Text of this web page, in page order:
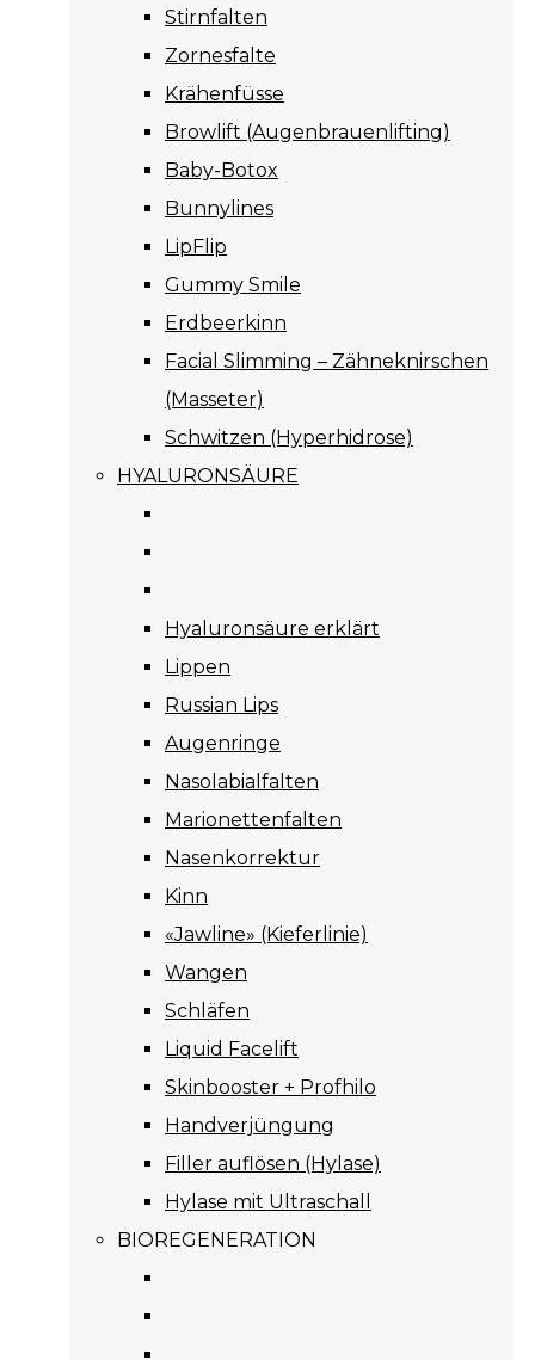
Stirnfalten
Zornesfalte
Krähenfüsse
Browlift (Augenbrauenlifting)
Baby-Botox
Bunnylines
LipFlip
Gummy Smile
Erdbeerkinn
Facial Slimming – Zähneknirschen
(Masseter)
Schwitzen (Hyperhidrose)
HYALURONSÄURE
Hyaluronsäure erklärt
Lippen
Russian Lips
Augenringe
Nasolabialfalten
Marionettenfalten
Nasenkorrektur
Kinn
«Jawline» (Kieferlinie)
Wangen
Schläfen
Liquid Facelift
Skinbooster + Profhilo
Handverjüngung
Filler auflösen (Hylase)
Hylase mit Ultraschall
BIOREGENERATION